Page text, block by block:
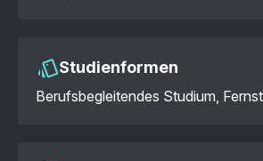
Studienformen
Berufsbegleitendes Studium,